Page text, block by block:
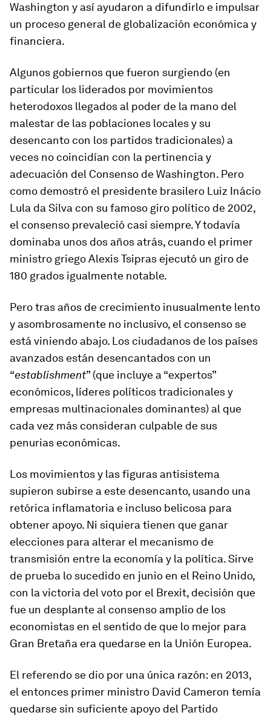
Washington y así ayudaron a difundirlo e impulsar
un proceso general de globalización económica y
financiera.
Algunos gobiernos que fueron surgiendo (en
particular los liderados por movimientos
heterodoxos llegados al poder de la mano del
malestar de las poblaciones locales y su
desencanto con los partidos tradicionales) a
veces no coincidían con la pertinencia y
adecuación del Consenso de Washington. Pero
como demostró el presidente brasilero Luiz Inácio
Lula da Silva con su famoso giro político de 2002,
el consenso prevaleció casi siempre. Y todavía
dominaba unos dos años atrás, cuando el primer
ministro griego Alexis Tsipras ejecutó un giro de
180 grados igualmente notable.
Pero tras años de crecimiento inusualmente lento
y asombrosamente no inclusivo, el consenso se
está viniendo abajo. Los ciudadanos de los países
avanzados están desencantados con un
“establishment” (que incluye a “expertos”
económicos, líderes políticos tradicionales y
empresas multinacionales dominantes) al que
cada vez más consideran culpable de sus
penurias económicas.
Los movimientos y las figuras antisistema
supieron subirse a este desencanto, usando una
retórica inflamatoria e incluso belicosa para
obtener apoyo. Ni siquiera tienen que ganar
elecciones para alterar el mecanismo de
transmisión entre la economía y la política. Sirve
de prueba lo sucedido en junio en el Reino Unido,
con la victoria del voto por el Brexit, decisión que
fue un desplante al consenso amplio de los
economistas en el sentido de que lo mejor para
Gran Bretaña era quedarse en la Unión Europea.
El referendo se dio por una única razón: en 2013,
el entonces primer ministro David Cameron temía
quedarse sin suficiente apoyo del Partido